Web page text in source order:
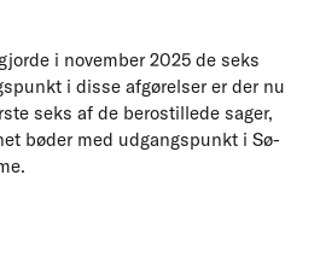
i november 2025 de seks
i disse afgørelser er der nu
seks af de berostillede sager,
bøder med udgangspunkt i Sø-